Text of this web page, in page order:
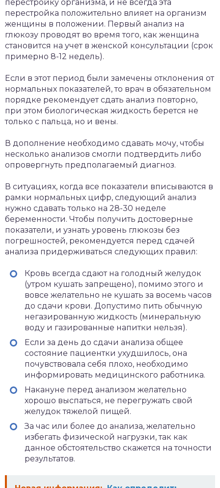
перестройку организма, и не всегда эта
перестройка положительно влияет на организм
женщины в положении. Первый анализ на
глюкозу проводят во время того, как женщина
становится на учет в женской консультации (срок
примерно 8-12 недель).
Если в этот период были замечены отклонения от
нормальных показателей, то врач в обязательном
порядке рекомендует сдать анализ повторно,
при этом биологическая жидкость берется не
только с пальца, но и вены.
В дополнение необходимо сдавать мочу, чтобы
несколько анализов смогли подтвердить либо
опровергнуть предполагаемый диагноз.
В ситуациях, когда все показатели вписываются в
рамки нормальных цифр, следующий анализ
нужно сдавать только на 28-30 неделе
беременности. Чтобы получить достоверные
показатели, и узнать уровень глюкозы без
погрешностей, рекомендуется перед сдачей
анализа придерживаться следующих правил:
Кровь всегда сдают на голодный желудок
(утром кушать запрещено), помимо этого и
вовсе желательно не кушать за восемь часов
до сдачи крови. Допустимо пить обычную
негазированную жидкость (минеральную
воду и газированные напитки нельзя).
Если за день до сдачи анализа общее
состояние пациентки ухудшилось, она
почувствовала себя плохо, необходимо
информировать медицинского работника.
Накануне перед анализом желательно
хорошо выспаться, не перегружать свой
желудок тяжелой пищей.
За час или более до анализа, желательно
избегать физической нагрузки, так как
данное обстоятельство скажется на точности
результатов.